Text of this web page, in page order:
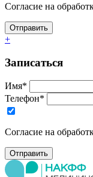
Согласие на
+
Записаться
Имя*
Телефон*
Согласие на